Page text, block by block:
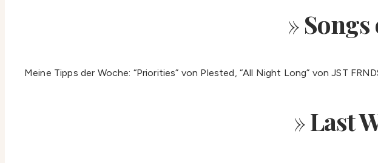
»Songs
Meine Tipps der Woche: “Priorities” von Plested, “All Night Long” von JST
»Last